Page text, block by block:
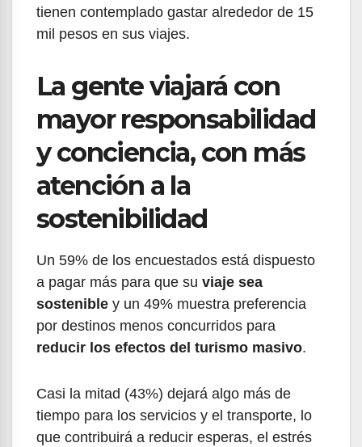
tienen contemplado gastar alrededor de 15
mil pesos en sus viajes.
La gente viajará con
mayor responsabilidad
y conciencia, con más
atención a la
sostenibilidad
Un 59% de los encuestados está dispuesto
a pagar más para que su viaje sea
sostenible y un 49% muestra preferencia
por destinos menos concurridos para
reducir los efectos del turismo masivo.
Casi la mitad (43%) dejará algo más de
tiempo para los servicios y el transporte, lo
que contribuirá a reducir esperas, el estrés